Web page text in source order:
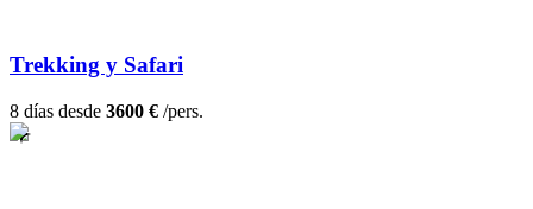
Trekking y Safari
8 días desde 3600 € /pers.